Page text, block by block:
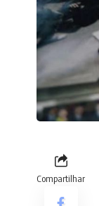
Compartilhar